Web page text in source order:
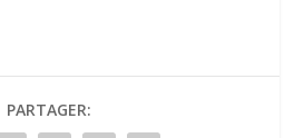
PARTAGER: